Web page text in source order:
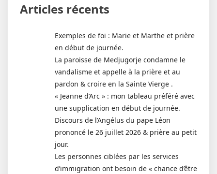
Articles récents
Exemples de foi : Marie et Marthe et prière
en début de journée.
La paroisse de Medjugorje condamne le
vandalisme et appelle à la prière et au
pardon & croire en la Sainte Vierge .
« Jeanne d’Arc » : mon tableau préféré avec
une supplication en début de journée.
Discours de l’Angélus du pape Léon
prononcé le 26 juillet 2026 & prière au petit
jour.
Les personnes ciblées par les services
d’immigration ont besoin de « chance d’être